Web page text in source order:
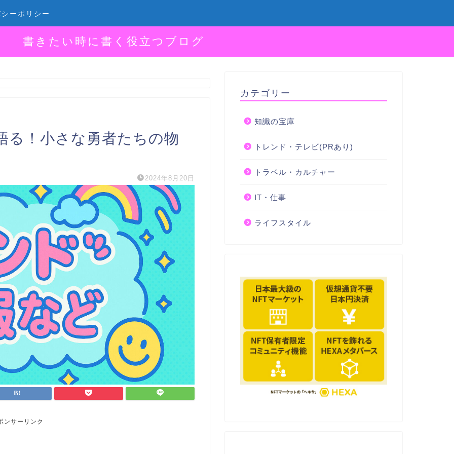
ーポリシー
書きたい時に書く役立つブログ
る！小さな勇者たちの物
2024年8月20日
ンサーリンク
カテゴリー
知識の宝庫
トレンド・テレビ(PRあり)
トラベル・カルチャー
IT・仕事
ライフスタイル